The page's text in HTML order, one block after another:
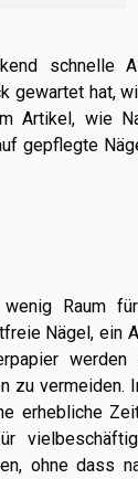
schnelle
gewartet hat,
Artikel, wie
gepflegte
Raum
Nägel, ein
zu vermeiden.
erhebliche
ohne dass